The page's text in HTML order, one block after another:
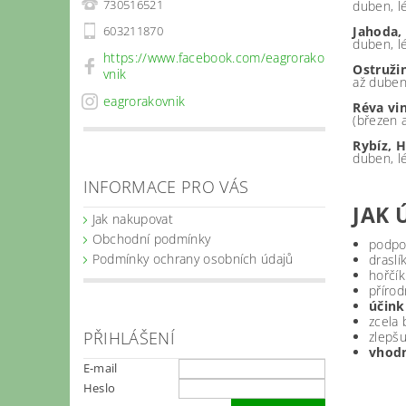
730516521
603211870
https://www.facebook.com/eagrorako
vnik
eagrorakovnik
INFORMACE PRO VÁS
Jak nakupovat
Obchodní podmínky
Podmínky ochrany osobních údajů
PŘIHLÁŠENÍ
E-mail
Heslo
duben,
duben,
až
Réva
(březen
Rybíz,
duben,
JAK
zcela